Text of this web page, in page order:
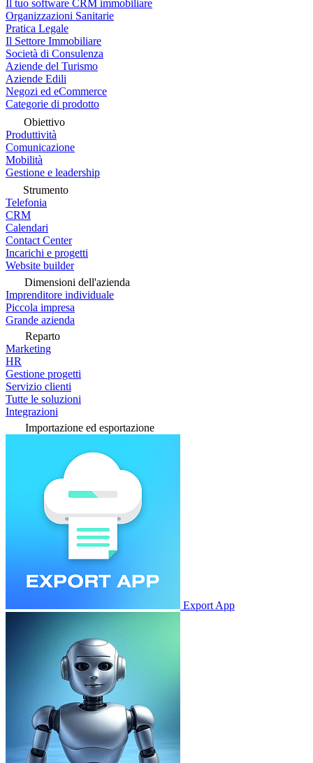
Il tuo software CRM immobiliare
Organizzazioni Sanitarie
Pratica Legale
Il Settore Immobiliare
Società di Consulenza
Aziende del Turismo
Aziende Edili
Negozi ed eCommerce
Categorie di prodotto
Obiettivo
Produttività
Comunicazione
Mobilità
Gestione e leadership
Strumento
Telefonia
CRM
Calendari
Contact Center
Incarichi e progetti
Website builder
Dimensioni dell'azienda
Imprenditore individuale
Piccola impresa
Grande azienda
Reparto
Marketing
HR
Gestione progetti
Servizio clienti
Tutte le soluzioni
Integrazioni
Importazione ed esportazione
Export App